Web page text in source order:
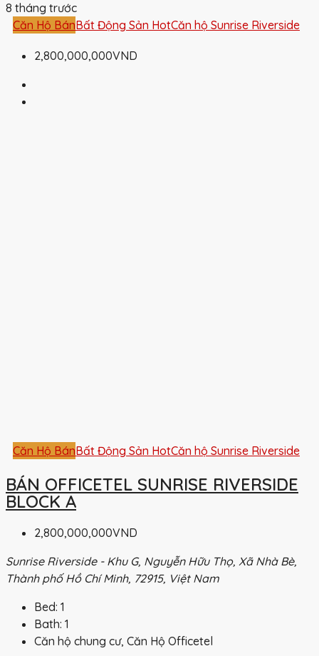
8 tháng trước
Căn Hộ BánBất Động Sản HotCăn hộ Sunrise Riverside
2,800,000,000VND
Căn Hộ BánBất Động Sản HotCăn hộ Sunrise Riverside
BÁN OFFICETEL SUNRISE RIVERSIDE
BLOCK A
2,800,000,000VND
Sunrise Riverside - Khu G, Nguyễn Hữu Thọ, Xã Nhà Bè,
Thành phố Hồ Chí Minh, 72915, Việt Nam
Bed: 1
Bath: 1
Căn hộ chung cư, Căn Hộ Officetel